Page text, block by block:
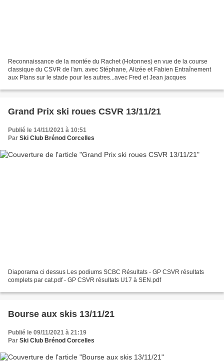
Reconnaissance de la montée du Rachet (Hotonnes) en vue de la course
classique du CSVR de l'am. avec Stéphane, Alizée et Fabien Entraînement
aux Plans sur le stade pour les autres...avec Fred et Jean jacques
Grand Prix ski roues CSVR 13/11/21
Publié le 14/11/2021 à 10:51
Par Ski Club Brénod Corcelles
Diaporama ci dessus Les podiums SCBC Résultats - GP CSVR résultats
complets par cat.pdf - GP CSVR résultats U17 à SEN.pdf
Bourse aux skis 13/11/21
Publié le 09/11/2021 à 21:19
Par Ski Club Brénod Corcelles